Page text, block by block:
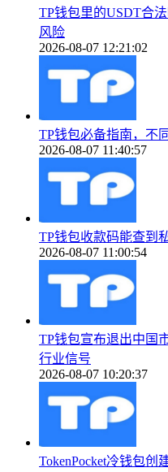
TP钱包里的USDT合
风险
2026-08-07 12:21:02
TP钱包必备指南，不
2026-08-07 11:40:57
TP钱包收款码能查到
2026-08-07 11:00:54
TP钱包宣布退出中国
行业信号
2026-08-07 10:20:37
TokenPocket冷钱包